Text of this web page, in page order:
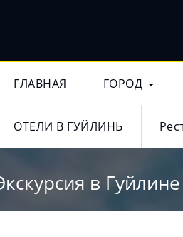
ГЛАВНАЯ ГОРОД
ОТЕЛИ В ГУЙЛИНЬ
в